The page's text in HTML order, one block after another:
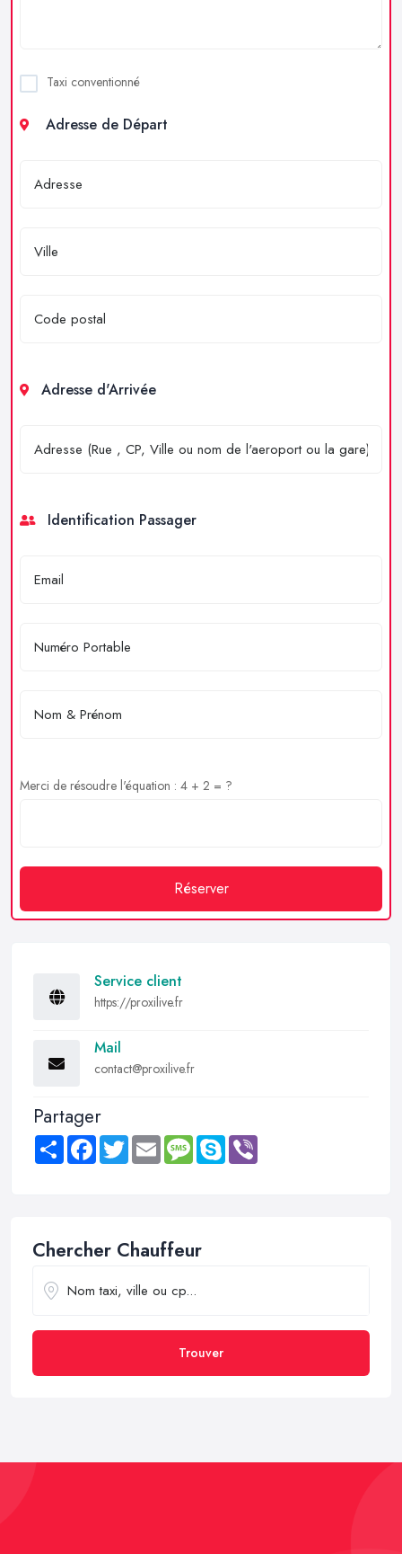
Taxi conventionné
Adresse de Départ
Adresse d'Arrivée
Identification Passager
Merci de résoudre l'équation : 4 + 2 = ?
Réserver
Service client
https://proxilive.fr
Mail
contact@proxilive.fr
Partager
Share FacebookTwitter Email MessageSkype
Chercher Chauffeur
Trouver